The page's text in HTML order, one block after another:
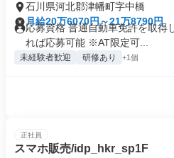
石川県河北郡津幡町字中橋
月給20万6070円～21万8790円
応募資格 普通自動車免許を取得
れば応募可能 ※AT限定可...
未経験者歓迎 研修あり +1個
正社員
スマホ販売/idp_hkr_sp1F